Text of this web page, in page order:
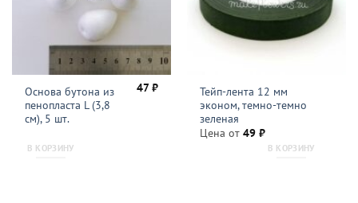
Основа бутона из
пенопласта L (3,8
см), 5 шт.
47₽
В КОРЗИНУ
Тейп-лента 12 мм
эконом, темно-темно
зеленая
Цена от49₽
В КОРЗИНУ